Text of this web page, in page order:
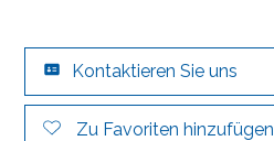
Kontaktieren Sie uns
Zu Favoriten hinzufügen